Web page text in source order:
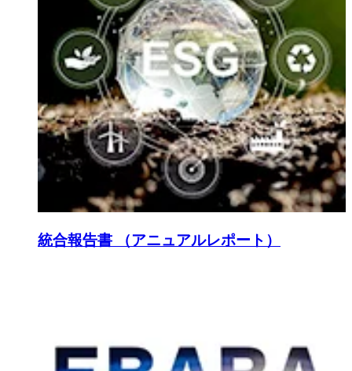
統合報告書 （アニュアルレポート）